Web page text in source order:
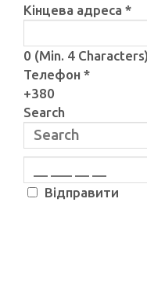
Кінцева адреса *
0 (Min. 4 Characters)
Телефон *
+380
Search
Відправити